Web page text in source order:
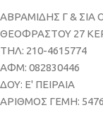
ΑΒΡΑΜΙΔΗΣ Γ & ΣΙΑ
ΘΕΟΦΡΑΣΤΟΥ 27
ΤΗΛ: 210-4615774
ΑΦΜ: 082830446
ΔΟΥ: Ε' ΠΕΙΡΑΙΑ
ΑΡΙΘΜΟΣ ΓΕΜΗ: